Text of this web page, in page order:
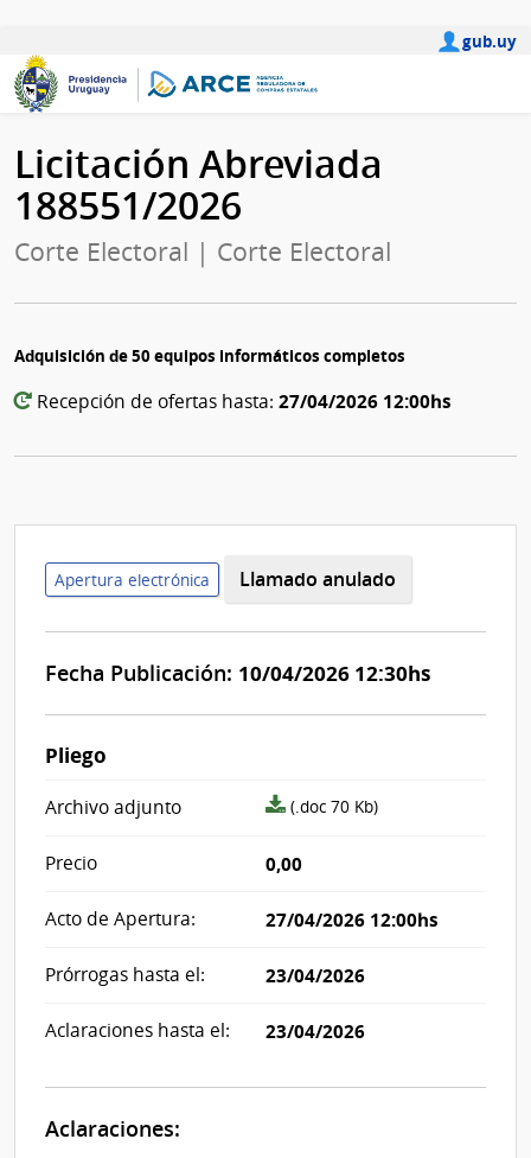
gub.uy
Licitación Abreviada
188551/2026
Corte Electoral | Corte Electoral
Adquisición de 50 equipos informáticos completos
Recepción de ofertas hasta: 27/04/2026 12:00hs
Apertura electrónica Llamado anulado
Fecha Publicación: 10/04/2026 12:30hs
Pliego
Archivo adjunto
archivo
(.doc 70 Kb)
Precio 0,00
Acto de Apertura: 27/04/2026 12:00hs
Prórrogas hasta el: 23/04/2026
Aclaraciones hasta el: 23/04/2026
Aclaraciones: